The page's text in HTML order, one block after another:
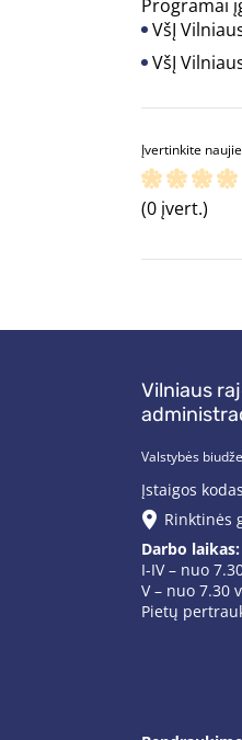
Programai
VšĮ
VšĮ
Įvertinkite
(0 įvert.)
Vilniaus
Valstybės
Įstaigos
Rinktinės
Darbo laikas:
I-IV – nuo
V – nuo 7.30
Pietų